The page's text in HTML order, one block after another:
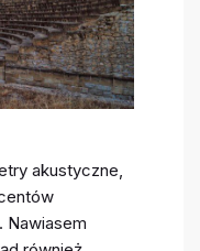
akustyczne,
Nawiasem